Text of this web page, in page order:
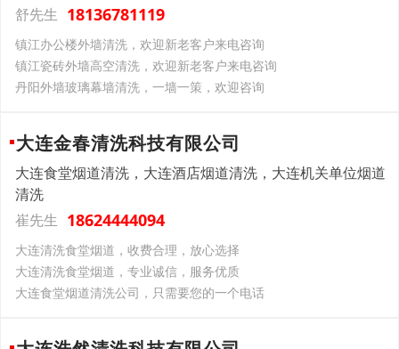
舒先生 18136781119
镇江办公楼外墙清洗，欢迎新老客户来电咨询
镇江瓷砖外墙高空清洗，欢迎新老客户来电咨询
丹阳外墙玻璃幕墙清洗，一墙一策，欢迎咨询
大连金春清洗科技有限公司
大连食堂烟道清洗，大连酒店烟道清洗，大连机关单位烟道
清洗
崔先生 18624444094
大连清洗食堂烟道，收费合理，放心选择
大连清洗食堂烟道，专业诚信，服务优质
大连食堂烟道清洗公司，只需要您的一个电话